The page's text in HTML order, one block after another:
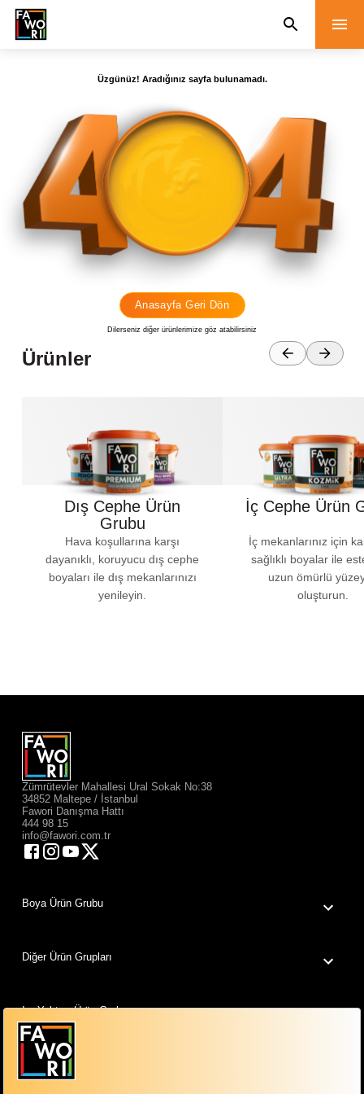
Üzgünüz! Aradığınız sayfa bulunamadı.
Anasayfa Geri Dön
Dilerseniz diğer ürünlerimize göz atabilirsiniz
Ürünler
Dış Cephe Ürün
Grubu
Hava koşullarına karşı
dayanıklı, koruyucu dış cephe
boyaları ile dış mekanlarınızı
yenileyin.
İç Cephe Ürün
İç mekanlarınız için
sağlıklı boyalar ile
uzun ömürlü
oluşturun.
Zümrütevler Mahallesi Ural Sokak No:38
34852 Maltepe / İstanbul
Fawori Danışma Hattı
444 98 15
info@fawori.com.tr
Boya Ürün Grubu
Diğer Ürün Grupları
Isı Yalıtım Ürün Grubu
Fawori Dünyam